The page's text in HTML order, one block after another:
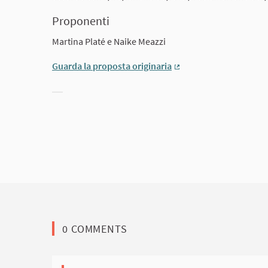
Proponenti
Martina Platé e Naike Meazzi
Guarda la proposta originaria
0 COMMENTS